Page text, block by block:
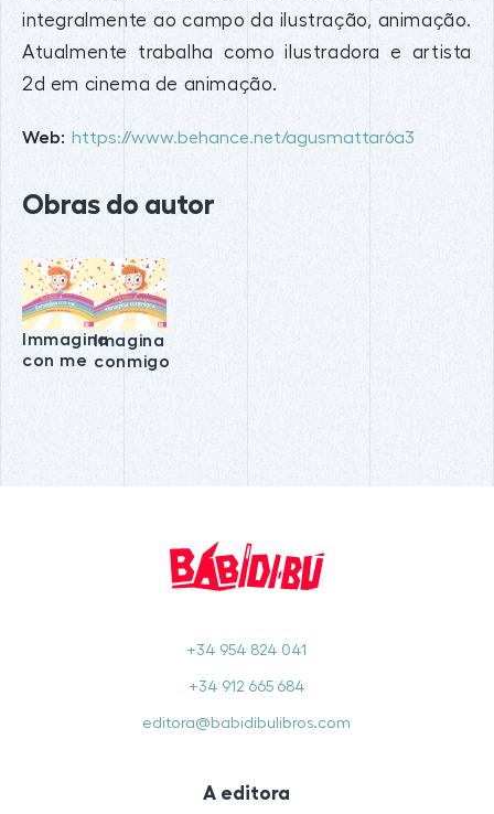
integralmente ao campo da ilustração, animação.
Atualmente trabalha como ilustradora e artista
2d em cinema de animação.
Web: https://www.behance.net/agusmattar6a3
Obras do autor
Immagina
con me
Imagina
conmigo
+34 954 824 041
+34 912 665 684
editora@babidibulibros.com
A editora